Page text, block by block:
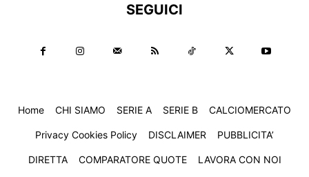
SEGUICI
Home CHI SIAMO SERIE A SERIE B CALCIOMERCATO
Privacy Cookies Policy DISCLAIMER PUBBLICITA’
DIRETTA COMPARATORE QUOTE LAVORA CON NOI